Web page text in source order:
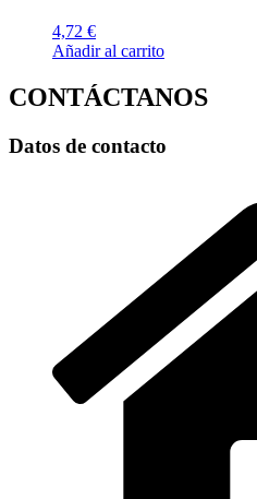
4,72 €
Añadir al carrito
CONTÁCTANOS
Datos de contacto